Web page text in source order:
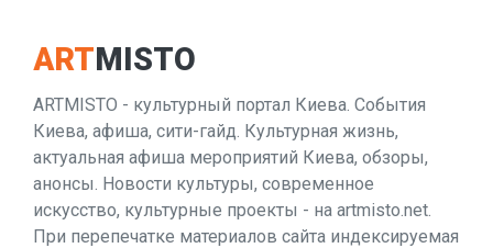
ARTMISTO
ARTMISTO - культурный портал Киева. События
Киева, афиша, сити-гайд. Культурная жизнь,
актуальная афиша мероприятий Киева, обзоры,
анонсы. Новости культуры, современное
искусство, культурные проекты - на artmisto.net.
При перепечатке материалов сайта индексируемая